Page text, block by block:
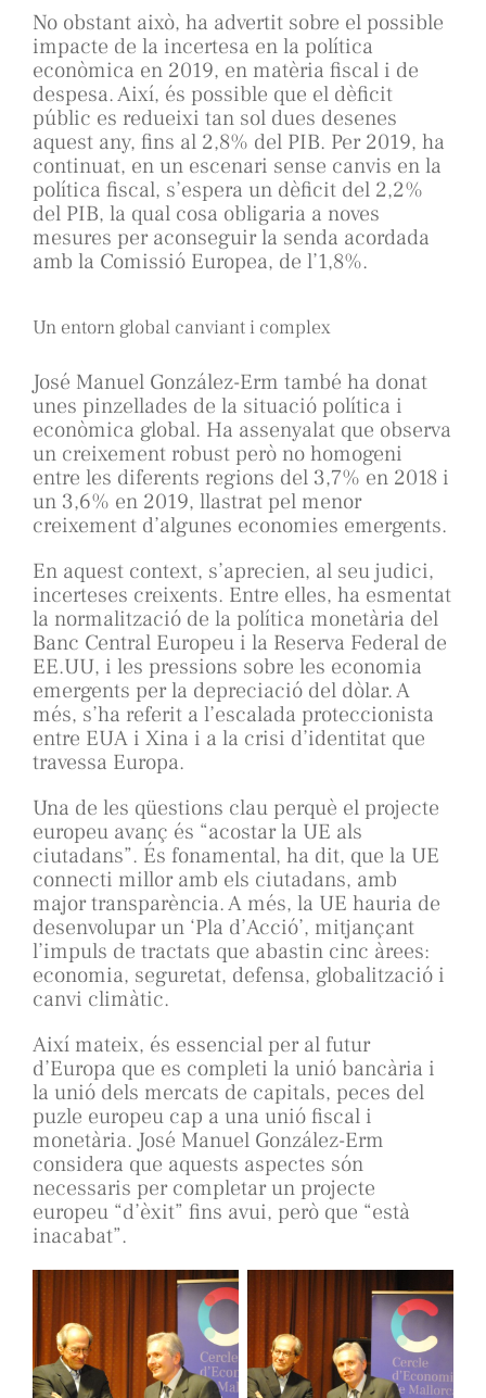
No obstant això, ha advertit sobre el possible
impacte de la incertesa en la política
econòmica en 2019, en matèria fiscal i de
despesa. Així, és possible que el dèficit
públic es redueixi tan sol dues desenes
aquest any, fins al 2,8% del PIB. Per 2019, ha
continuat, en un escenari sense canvis en la
política fiscal, s’espera un dèficit del 2,2%
del PIB, la qual cosa obligaria a noves
mesures per aconseguir la senda acordada
amb la Comissió Europea, de l’1,8%.
Un entorn global canviant i complex
José Manuel González-Erm també ha donat
unes pinzellades de la situació política i
econòmica global. Ha assenyalat que observa
un creixement robust però no homogeni
entre les diferents regions del 3,7% en 2018 i
un 3,6% en 2019, llastrat pel menor
creixement d’algunes economies emergents.
En aquest context, s’aprecien, al seu judici,
incerteses creixents. Entre elles, ha esmentat
la normalització de la política monetària del
Banc Central Europeu i la Reserva Federal de
EE.UU, i les pressions sobre les economia
emergents per la depreciació del dòlar. A
més, s’ha referit a l’escalada proteccionista
entre EUA i Xina i a la crisi d’identitat que
travessa Europa.
Una de les qüestions clau perquè el projecte
europeu avanç és “acostar la UE als
ciutadans”. És fonamental, ha dit, que la UE
connecti millor amb els ciutadans, amb
major transparència. A més, la UE hauria de
desenvolupar un ‘Pla d’Acció’, mitjançant
l’impuls de tractats que abastin cinc àrees:
economia, seguretat, defensa, globalització i
canvi climàtic.
Així mateix, és essencial per al futur
d’Europa que es completi la unió bancària i
la unió dels mercats de capitals, peces del
puzle europeu cap a una unió fiscal i
monetària. José Manuel González-Erm
considera que aquests aspectes són
necessaris per completar un projecte
europeu “d’èxit” fins avui, però que “està
inacabat”.